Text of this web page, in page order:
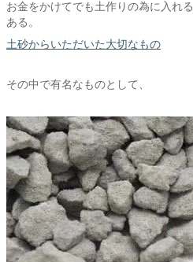
お金をかけてでも土作りの為に入れ
ある。
土砂からいただいた大切なもの
その中で有名なものとして、